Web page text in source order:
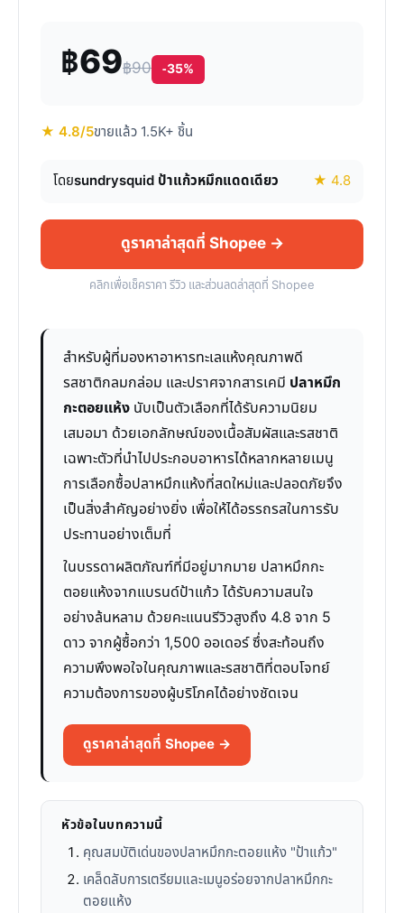
฿69฿90 -35%
★ 4.8/5ขายแล้ว 1.5K+ ชิ้น
โดยsundrysquid ป้าแก้วหมึกแดดเดียว ★ 4.8
ดูราคาล่าสุดที่ Shopee →
คลิกเพื่อเช็คราคา รีวิว และส่วนลดล่าสุดที่ Shopee
สำหรับผู้ที่มองหาอาหารทะเลแห้งคุณภาพดี
รสชาติกลมกล่อม และปราศจากสารเคมี ปลาหมึก
กะตอยแห้ง นับเป็นตัวเลือกที่ได้รับความนิยม
เสมอมา ด้วยเอกลักษณ์ของเนื้อสัมผัสและรสชาติ
เฉพาะตัวที่นำไปประกอบอาหารได้หลากหลายเมนู
การเลือกซื้อปลาหมึกแห้งที่สดใหม่และปลอดภัยจึง
เป็นสิ่งสำคัญอย่างยิ่ง เพื่อให้ได้อรรถรสในการรับ
ประทานอย่างเต็มที่
ในบรรดาผลิตภัณฑ์ที่มีอยู่มากมาย ปลาหมึกกะ
ตอยแห้งจากแบรนด์ป้าแก้ว ได้รับความสนใจ
อย่างล้นหลาม ด้วยคะแนนรีวิวสูงถึง 4.8 จาก 5
ดาว จากผู้ซื้อกว่า 1,500 ออเดอร์ ซึ่งสะท้อนถึง
ความพึงพอใจในคุณภาพและรสชาติที่ตอบโจทย์
ความต้องการของผู้บริโภคได้อย่างชัดเจน
ดูราคาล่าสุดที่ Shopee →
หัวข้อในบทความนี้
คุณสมบัติเด่นของปลาหมึกกะตอยแห้ง "ป้าแก้ว"
เคล็ดลับการเตรียมและเมนูอร่อยจากปลาหมึกกะ
ตอยแห้ง